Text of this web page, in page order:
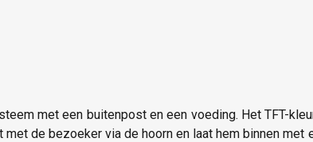
met een buitenpost en een voeding. Het TFT-
de bezoeker via de hoorn en laat hem binnen